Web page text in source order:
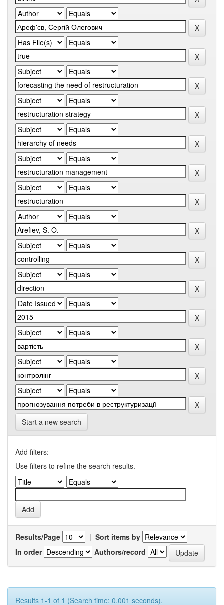
Start a new search
Add filters:
Use filters to refine the search results.
Results/Page | Sort items by
In order
Authors/record
Results 1-1 of 1 (Search time: 0.001 seconds).